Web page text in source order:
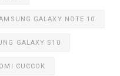
GALAXY NOTE 10
GALAXY S10
CUCCOK